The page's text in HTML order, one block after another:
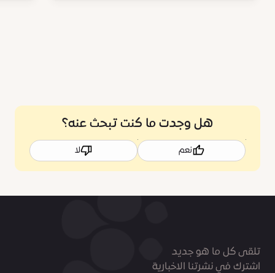
هل وجدت ما كنت تبحث عنه؟
نعم لا
تلقى كل ما هو جديد
اشترك في نشرتنا الاخبارية